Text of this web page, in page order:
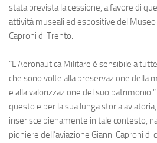
stata prevista la cessione, a favore di
attività museali ed espositive del Museo
Caproni di Trento.
“L’Aeronautica Militare è sensibile a
che sono volte alla preservazione della
e alla valorizzazione del suo
questo e per la sua lunga storia
inserisce pienamente in tale contesto,
pioniere dell’aviazione Gianni Caproni di